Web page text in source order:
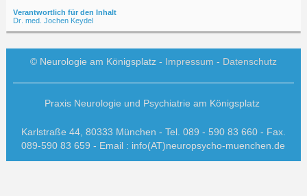
Verantwortlich für den Inhalt
Dr. med. Jochen Keydel
© Neurologie am Königsplatz - Impressum - Datenschutz
Praxis Neurologie und Psychiatrie am Königsplatz
Karlstraße 44, 80333 München - Tel. 089 - 590 83 660 - Fax.
089-590 83 659 - Email : info(AT)neuropsycho-muenchen.de